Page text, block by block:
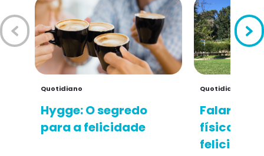
Quotidiano
Hygge: O segredo
para a felicidade
Quotidiano
Falar de
física é
felicidade